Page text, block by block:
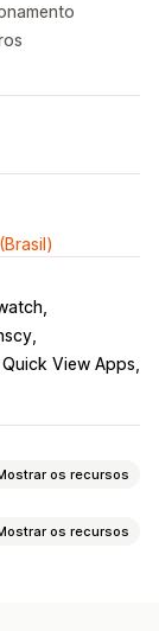
View Apps
os recursos
os recursos